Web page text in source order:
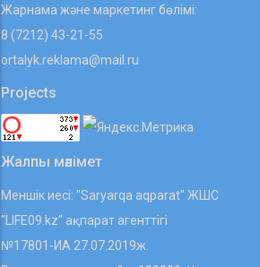
Жарнама және маркетинг бөлімі:
8 (7212) 43-21-55
ortalyk.reklama@mail.ru
Projects
Жалпы мәлімет
Меншік иесі: "Saryarqa aqparat" ЖШС
"LIFE09.kz" ақпарат агенттігі
№17801-ИА 27.07.2019ж.